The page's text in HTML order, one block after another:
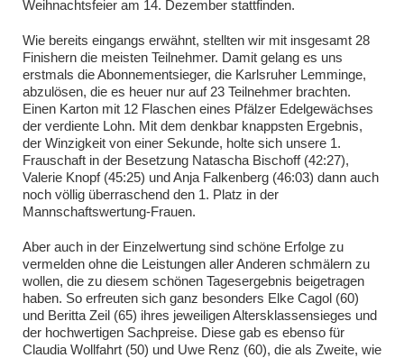
Weihnachtsfeier am 14. Dezember stattfinden.
Wie bereits eingangs erwähnt, stellten wir mit insgesamt 28
Finishern die meisten Teilnehmer. Damit gelang es uns
erstmals die Abonnementsieger, die Karlsruher Lemminge,
abzulösen, die es heuer nur auf 23 Teilnehmer brachten.
Einen Karton mit 12 Flaschen eines Pfälzer Edelgewächses
der verdiente Lohn. Mit dem denkbar knappsten Ergebnis,
der Winzigkeit von einer Sekunde, holte sich unsere 1.
Frauschaft in der Besetzung Natascha Bischoff (42:27),
Valerie Knopf (45:25) und Anja Falkenberg (46:03) dann auch
noch völlig überraschend den 1. Platz in der
Mannschaftswertung-Frauen.
Aber auch in der Einzelwertung sind schöne Erfolge zu
vermelden ohne die Leistungen aller Anderen schmälern zu
wollen, die zu diesem schönen Tagesergebnis beigetragen
haben. So erfreuten sich ganz besonders Elke Cagol (60)
und Beritta Zeil (65) ihres jeweiligen Altersklassensieges und
der hochwertigen Sachpreise. Diese gab es ebenso für
Claudia Wollfahrt (50) und Uwe Renz (60), die als Zweite, wie